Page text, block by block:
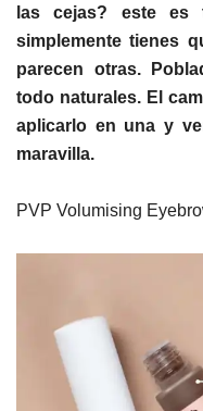
las cejas? este es
simplemente tienes
parecen otras.
todo naturales. El
aplicarlo en una y
maravilla.
PVP Volumising